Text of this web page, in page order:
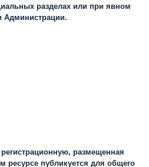
разделах или при явном
Администрации.
размещенная
ресурсе публикуется для общего